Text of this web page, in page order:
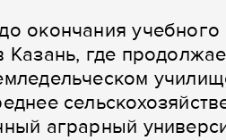
окончания учебного
Казань, где
аграрный